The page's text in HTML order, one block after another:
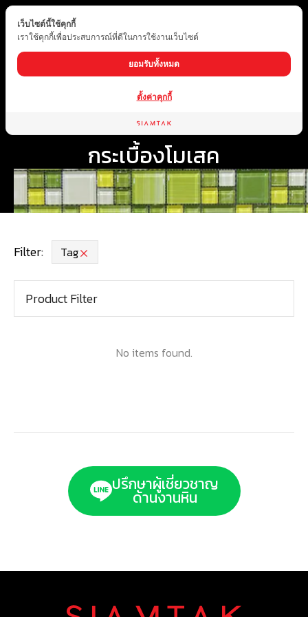
ประเภทสินค้า กระเบื้อง
กระเบื้องโมเสค
Filter: Tag
Product Filter
No items found.
ปรึกษาผู้เชี่ยวชาญ
ด้านงานหิน
เว็บไซต์นี้ใช้คุกกี้
เราใช้คุกกี้เพื่อประสบการณ์ที่ดีในการใช้งานเว็บไซต์
ยอมรับทั้งหมด
ตั้งค่าคุกกี้